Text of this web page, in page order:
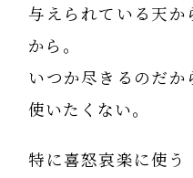
与えられている天
から。
いつか尽きるのだ
使いたくない。
特に喜怒哀楽に使